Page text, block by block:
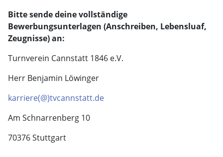
Bitte sende deine vollständige
Bewerbungsunterlagen (Anschreiben, Lebensluaf,
Zeugnisse) an:
Turnverein Cannstatt 1846 e.V.
Herr Benjamin Löwinger
karriere(@)tvcannstatt.de
Am Schnarrenberg 10
70376 Stuttgart